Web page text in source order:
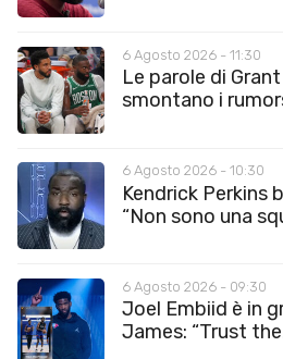
6 Agosto 2026 - 11:30
Le parole di
smontano i
6 Agosto 2026 - 10:30
Kendrick Perkins
“Non sono una
6 Agosto 2026 - 09:30
Joel Embiid è in
James: “Trust